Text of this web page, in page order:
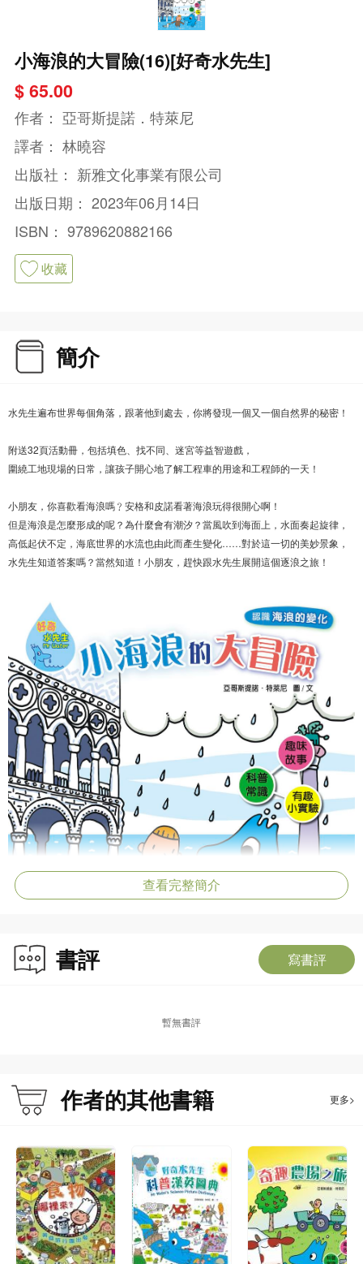
小海浪的大冒險(16)[好奇水先生]
$ 65.00
作者： 亞哥斯提諾．特萊尼
譯者： 林曉容
出版社： 新雅文化事業有限公司
出版日期： 2023年06月14日
ISBN： 9789620882166
收藏
簡介
水先生遍布世界每個角落，跟著他到處去，你將發現一個又一個自然界的秘密！
附送32頁活動冊，包括填色、找不同、迷宮等益智遊戲，
圍繞工地現場的日常，讓孩子開心地了解工程車的用途和工程師的一天！
小朋友，你喜歡看海浪嗎﹖安格和皮諾看著海浪玩得很開心啊！
但是海浪是怎麼形成的呢？為什麼會有潮汐？當風吹到海面上，水面奏起旋律，
高低起伏不定，海底世界的水流也由此而產生變化……對於這一切的美妙景象，
水先生知道答案嗎？當然知道！小朋友，趕快跟水先生展開這個逐浪之旅！
查看完整簡介
書評 寫書評
暫無書評
作者的其他書籍 更多>